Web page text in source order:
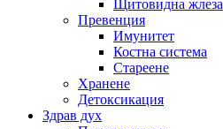
Щитовидна жлеза
Превенция
Имунитет
Костна система
Стареене
Хранене
Детоксикация
Здрав дух